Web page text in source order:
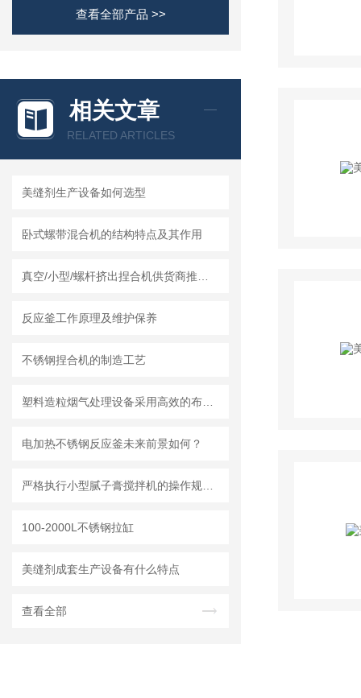
查看全部产品 >>
相关文章
RELATED ARTICLES
美缝剂生产设备如何选型
卧式螺带混合机的结构特点及其作用
反应釜工作原理及维护保养
不锈钢捏合机的制造工艺
电加热不锈钢反应釜未来前景如何？
100-2000L不锈钢拉缸
美缝剂成套生产设备有什么特点
查看全部